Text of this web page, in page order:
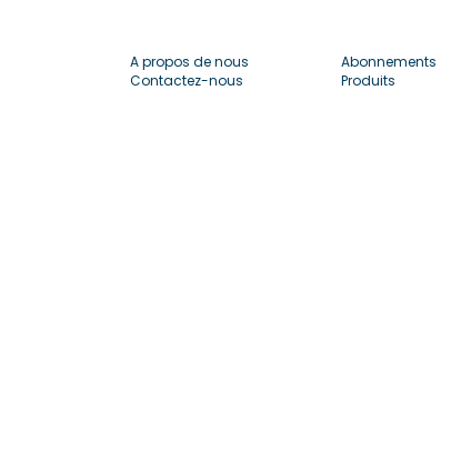
A propos de nous
Contactez-nous
Abonnements
Produits